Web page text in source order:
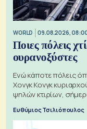
WORLD 09.08.2026,
Ποιες πόλεις
ουρανοξύστες
Ενώ κάποτε πόλεις
Χονγκ Κονγκ
ψηλών κτιρίων,
προς την Ασία
Ευθύμιος Τσιλιόπουλος